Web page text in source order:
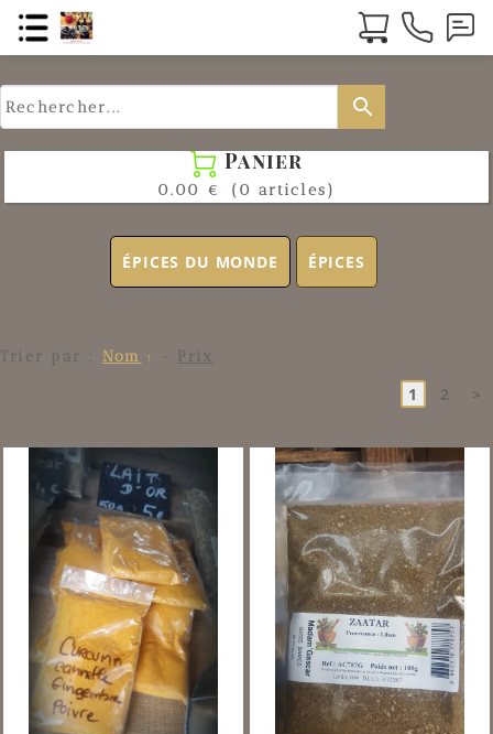
search
 Panier
0.00 € (0 articles)
ÉPICES DU MONDE ÉPICES
Trier par : Nom Prix
1 2 >